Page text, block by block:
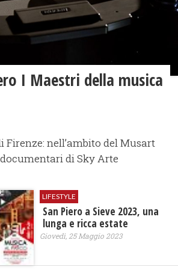
I Maestri della musica
Firenze: nell’ambito del Musart
di Sky Arte
LIFESTYLE
San Piero a Sieve 2023, una
lunga e ricca estate
Giovedì, 25 Maggio 2023